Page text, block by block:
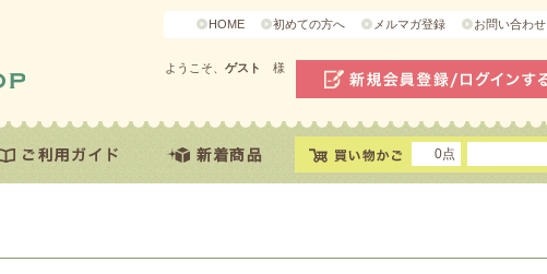
HOME 初めての方へ メルマガ登録 お問い合わせ
ようこそ、 ゲスト 様
0点